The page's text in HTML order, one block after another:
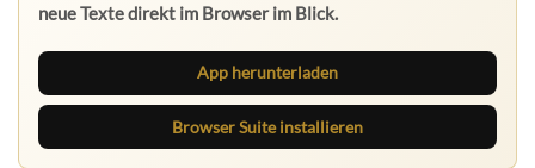
neue Texte direkt im Browser im Blick.
App herunterladen
Browser Suite installieren